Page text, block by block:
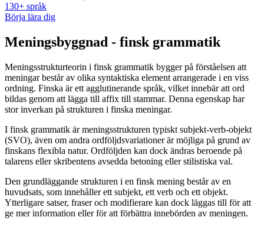
130+ språk
Börja lära dig
Meningsbyggnad - finsk grammatik
Meningsstrukturteorin i finsk grammatik bygger på förståelsen att
meningar består av olika syntaktiska element arrangerade i en viss
ordning. Finska är ett agglutinerande språk, vilket innebär att ord
bildas genom att lägga till affix till stammar. Denna egenskap har
stor inverkan på strukturen i finska meningar.
I finsk grammatik är meningsstrukturen typiskt subjekt-verb-objekt
(SVO), även om andra ordföljdsvariationer är möjliga på grund av
finskans flexibla natur. Ordföljden kan dock ändras beroende på
talarens eller skribentens avsedda betoning eller stilistiska val.
Den grundläggande strukturen i en finsk mening består av en
huvudsats, som innehåller ett subjekt, ett verb och ett objekt.
Ytterligare satser, fraser och modifierare kan dock läggas till för att
ge mer information eller för att förbättra innebörden av meningen.